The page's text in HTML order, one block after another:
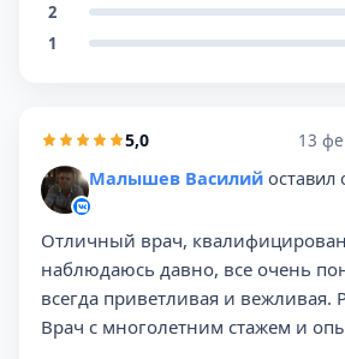
2
1
5,0 13
Малышев Василий оставил
Отличный врач,
наблюдаюсь давно, все очень
всегда приветливая и вежливая.
Врач с многолетним стажем и